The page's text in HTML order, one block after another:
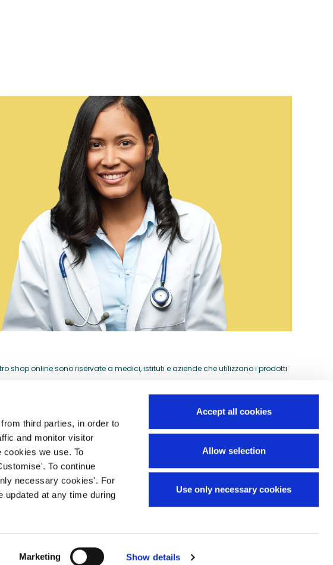
third parties, in order to
and monitor visitor
we use. To
To continue
necessary cookies'. For
updated at any time during
Marketing Show details
Accept all cookies
Allow selection
Use only necessary cookies
shop online sono riservate a medici, istituti e aziende che utilizzano i prodotti
e Accessi
e Resi
Fatturazione
Guida all'acquisto
Preventivi per ordini speciali
Domande frequenti
Mappa del sito